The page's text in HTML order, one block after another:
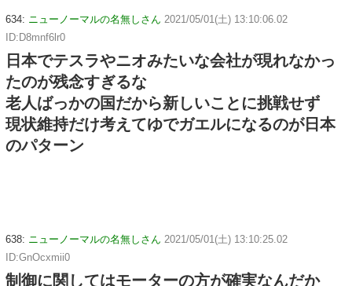
634: ニューノーマルの名無しさん 2021/05/01(土) 13:10:06.02
ID:D8mnf6lr0
日本でテスラやニオみたいな会社が現れなかっ
たのが残念すぎるな
老人ばっかの国だから新しいことに挑戦せず
現状維持だけ考えてゆでガエルになるのが日本
のパターン
638: ニューノーマルの名無しさん 2021/05/01(土) 13:10:25.02
ID:GnOcxmii0
制御に関してはモーターの方が確実なんだか